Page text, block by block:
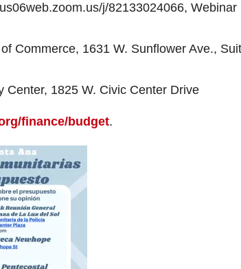
j/82133024066, Webinar
Commerce, 1631 W. Sunflower Ave.,
Center, 1825 W. Civic Center Drive
finance/budget.